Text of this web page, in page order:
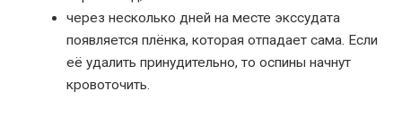
через несколько дней на месте экссудата
появляется плёнка, которая отпадает сама. Если
её удалить принудительно, то оспины начнут
кровоточить.